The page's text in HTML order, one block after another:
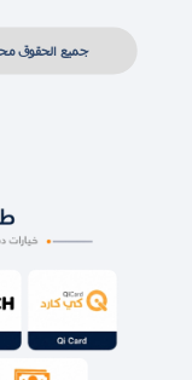
جميع الحقوق